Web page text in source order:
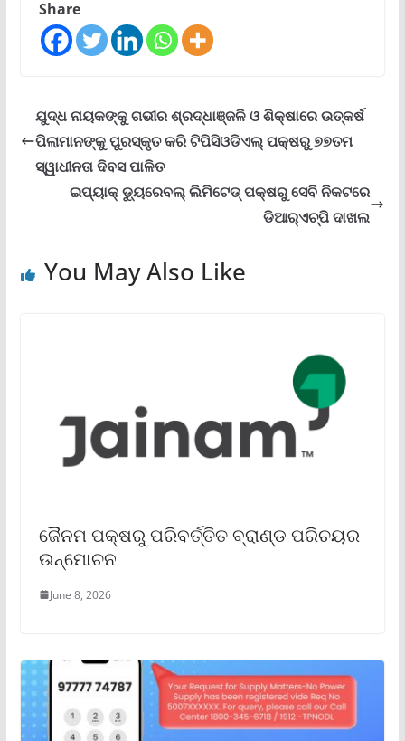
Share
ଯୁଦ୍ଧ ନାୟକଙ୍କୁ ଗଭୀର ଶ୍ରଦ୍ଧାଞ୍ଜଳି ଓ ଶିକ୍ଷାରେ ଉତ୍କର୍ଷ
ପିଲାମାନଙ୍କୁ ପୁରସ୍କୃତ କରି ଟିପିସିଓଡିଏଲ୍ ପକ୍ଷରୁ ୭୭ତମ
ସ୍ୱାଧୀନତା ଦିବସ ପାଳିତ
ଇପ୍ୟାକ୍ ଡ୍ୟୁରେବଲ୍ ଲିମିଟେଡ୍ ପକ୍ଷରୁ ସେବି ନିକଟରେ
ଡିଆର୍‌ଏଚ୍‌ପି ଦାଖଲ
You May Also Like
ଜୈନମ ପକ୍ଷରୁ ପରିବର୍ତ୍ତିତ ବ୍ରାଣ୍ଡ ପରିଚୟର
ଉନ୍ମୋଚନ
June 8, 2026